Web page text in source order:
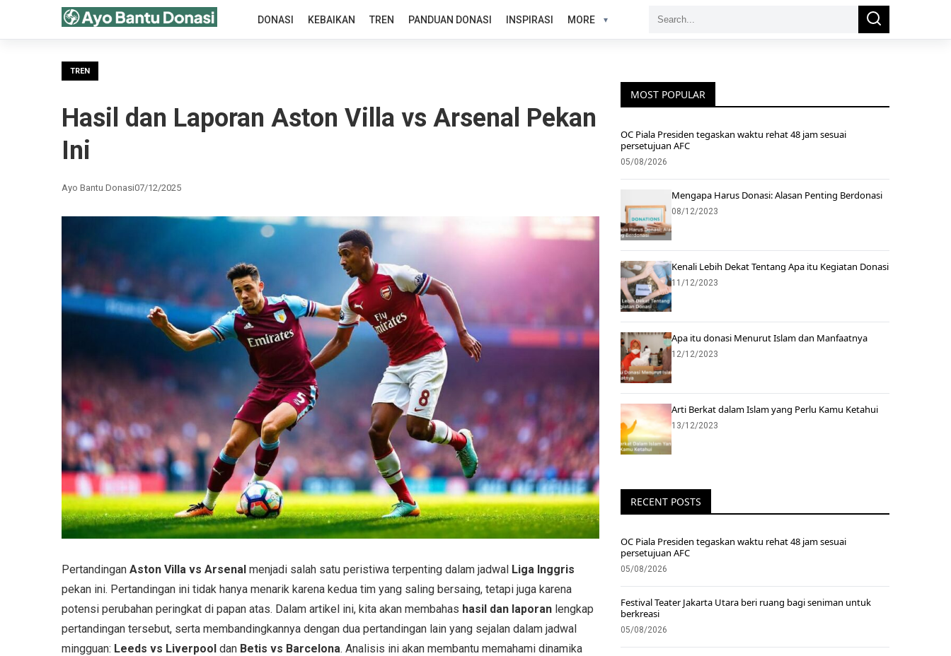
DONASI KEBAIKAN TREN PANDUAN DONASI INSPIRASI MORE
Search
Search
TREN
Hasil dan Laporan Aston Villa vs Arsenal Pekan
Ini
Ayo Bantu Donasi07/12/2025
Pertandingan Aston Villa vs Arsenal menjadi salah satu peristiwa terpenting dalam jadwal Liga Inggris
pekan ini. Pertandingan ini tidak hanya menarik karena kedua tim yang saling bersaing, tetapi juga karena
potensi perubahan peringkat di papan atas. Dalam artikel ini, kita akan membahas hasil dan laporan lengkap
pertandingan tersebut, serta membandingkannya dengan dua pertandingan lain yang sejalan dalam jadwal
mingguan: Leeds vs Liverpool dan Betis vs Barcelona. Analisis ini akan membantu memahami dinamika
MOST POPULAR
OC Piala Presiden tegaskan waktu rehat 48 jam sesuai
persetujuan AFC
05/08/2026
Mengapa Harus Donasi: Alasan Penting Berdonasi
08/12/2023
Kenali Lebih Dekat Tentang Apa itu Kegiatan Donasi
11/12/2023
Apa itu donasi Menurut Islam dan Manfaatnya
12/12/2023
Arti Berkat dalam Islam yang Perlu Kamu Ketahui
13/12/2023
RECENT POSTS
OC Piala Presiden tegaskan waktu rehat 48 jam sesuai
persetujuan AFC
05/08/2026
Festival Teater Jakarta Utara beri ruang bagi seniman untuk
berkreasi
05/08/2026